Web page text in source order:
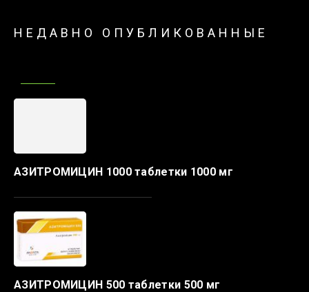
НЕДАВНО ОПУБЛИКОВАННЫЕ
АЗИТРОМИЦИН 1000 таблетки 1000 мг
АЗИТРОМИЦИН 500 таблетки 500 мг